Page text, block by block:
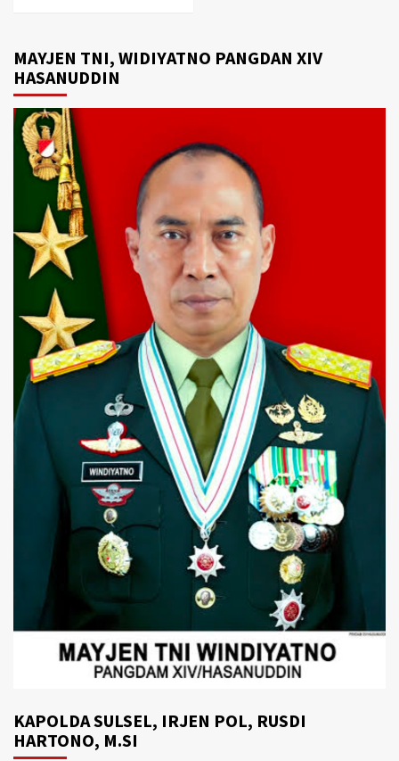
MAYJEN TNI, WIDIYATNO PANGDAN XIV
HASANUDDIN
KAPOLDA SULSEL, IRJEN POL, RUSDI
HARTONO, M.SI